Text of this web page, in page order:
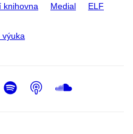
knihovna Medial ELF
výuka
Spotify
Podcast